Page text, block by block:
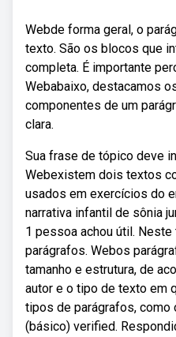
Webde forma geral, o
texto. São os blocos que
completa. É importante
Webabaixo, destacamos
componentes de um
clara.
Sua frase de tópico deve
Webexistem dois textos
usados em exercícios do
narrativa infantil de sônia
1 pessoa achou útil.
parágrafos. Webos
tamanho e estrutura, de
autor e o tipo de texto em
tipos de parágrafos, como
(básico) verified.